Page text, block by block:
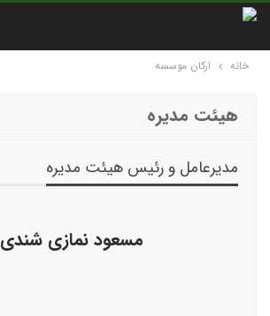
خانه ارکان موسسه
هیئت مدیره
مدیرعامل و رئیس هیئت مدیره
مسعود نمازی شندی